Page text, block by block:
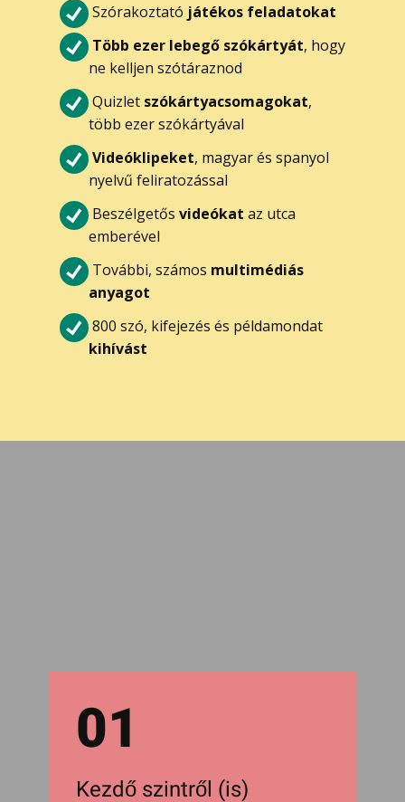
Szórakoztató játékos feladatokat
Több ezer lebegő szókártyát, hogy
ne kelljen szótáraznod
Quizlet szókártyacsomagokat,
több ezer szókártyával
Videóklipeket, magyar és spanyol
nyelvű feliratozással
Beszélgetős videókat az utca
emberével
További, számos multimédiás
anyagot
800 szó, kifejezés és példamondat
kihívást
01
Kezdő szintről (is)